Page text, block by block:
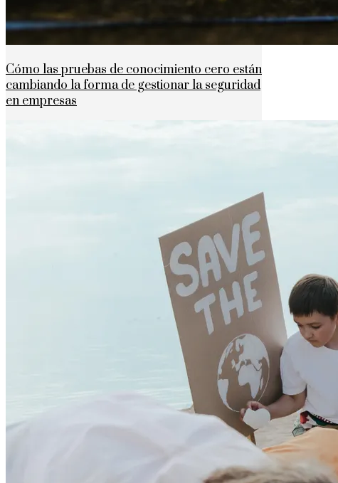
Cómo las pruebas de conocimiento cero están
cambiando la forma de gestionar la seguridad
en empresas